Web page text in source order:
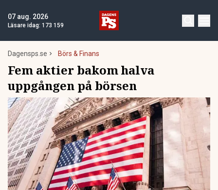
07 aug. 2026
Läsare idag: 173 159
Dagensps.se Börs & Finans
Fem aktier bakom halva
uppgången på börsen